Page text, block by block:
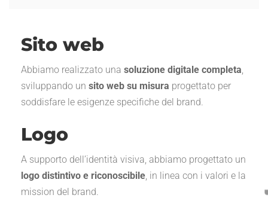
Sito web
Abbiamo realizzato una soluzione digitale completa,
sviluppando un sito web su misura progettato per
soddisfare le esigenze specifiche del brand.
Logo
A supporto dell’identità visiva, abbiamo progettato un
logo distintivo e riconoscibile, in linea con i valori e la
mission del brand.